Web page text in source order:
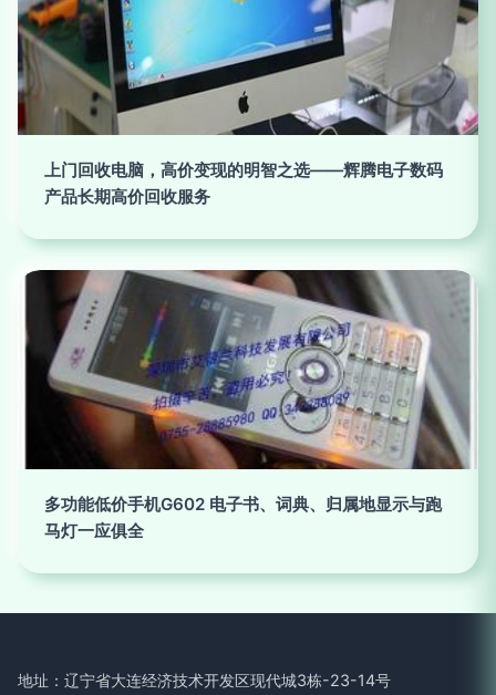
上门回收电脑，高价变现的明智之选——辉腾电子数码
产品长期高价回收服务
多功能低价手机G602 电子书、词典、归属地显示与跑
马灯一应俱全
地址：辽宁省大连经济技术开发区现代城3栋-23-14号